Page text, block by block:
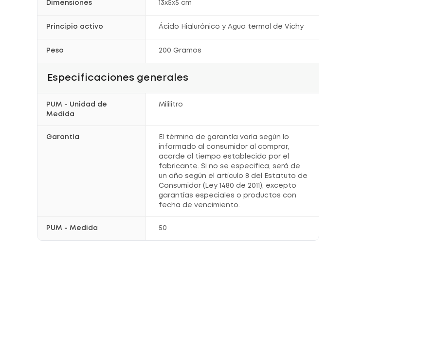
Dimensiones 13x5x5 cm
Principio activo Ácido Hialurónico y Agua termal de Vichy
Peso 200 Gramos
Especificaciones generales
PUM - Unidad de
Medida
Mililitro
Garantía
El término de garantía varía según lo
informado al consumidor al comprar,
acorde al tiempo establecido por el
fabricante. Si no se especifica, será de
un año según el artículo 8 del Estatuto de
Consumidor (Ley 1480 de 2011), excepto
garantías especiales o productos con
fecha de vencimiento.
PUM - Medida 50